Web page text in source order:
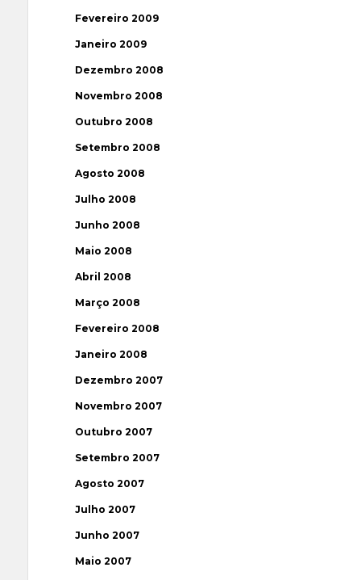
Fevereiro 2009
Janeiro 2009
Dezembro 2008
Novembro 2008
Outubro 2008
Setembro 2008
Agosto 2008
Julho 2008
Junho 2008
Maio 2008
Abril 2008
Março 2008
Fevereiro 2008
Janeiro 2008
Dezembro 2007
Novembro 2007
Outubro 2007
Setembro 2007
Agosto 2007
Julho 2007
Junho 2007
Maio 2007